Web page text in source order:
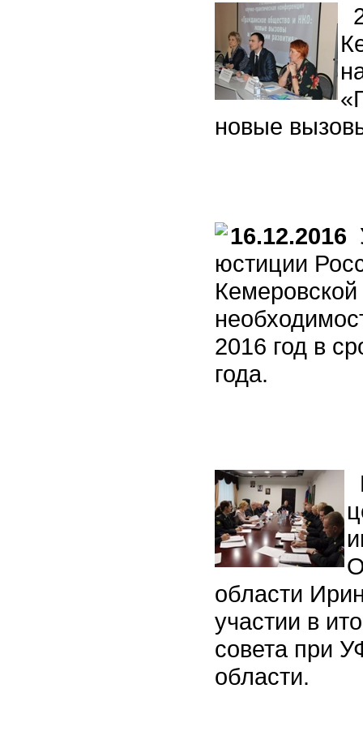
новые
16.12.2016
юстиции
2016 год в
года.
области
участии в
совета при
области.